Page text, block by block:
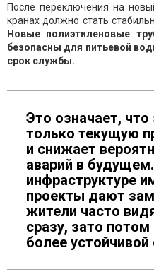
После переключения на
кранах должно стать
Новые полиэтиленовые
безопасны для питьевой
срок службы.
Это означает,
только текущую
и снижает
аварий в
инфраструктуре
проекты дают
жители часто
сразу, зато
более устойчивой